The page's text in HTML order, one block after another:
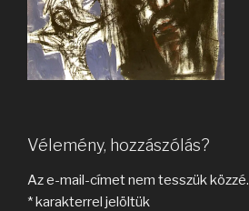
Vélemény, hozzászólás?
Az e-mail-címet nem tesszük közzé.
*karakterrel jelöltük